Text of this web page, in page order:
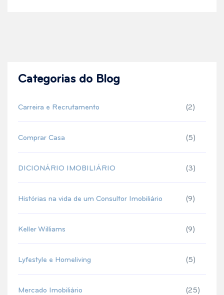
Categorias do Blog
Carreira e Recrutamento (2)
Comprar Casa (5)
DICIONÁRIO IMOBILIÁRIO (3)
Histórias na vida de um Consultor Imobiliário (9)
Keller Williams (9)
Lyfestyle e Homeliving (5)
Mercado Imobiliário (25)